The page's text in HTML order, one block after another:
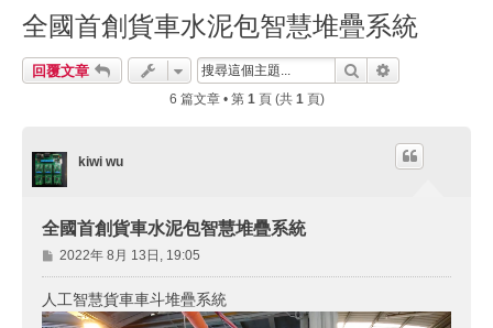
全國首創貨車水泥包智慧堆疊系統
回覆文章 搜尋
6 篇文章 • 第 1頁 (共 1頁)
kiwi wu
全國首創貨車水泥包智慧堆疊系統
文
章
2022年 8月 13日, 19:05
人工智慧貨車車斗堆疊系統